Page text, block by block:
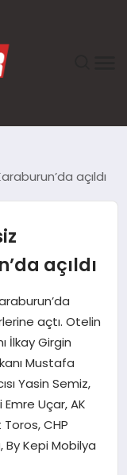
açıldı
açıldı
açtı. Otelin
İlkay Girgin
Mustafa
Yasin Semiz,
Uçar, AK
CHP
By Kepi Mobilya